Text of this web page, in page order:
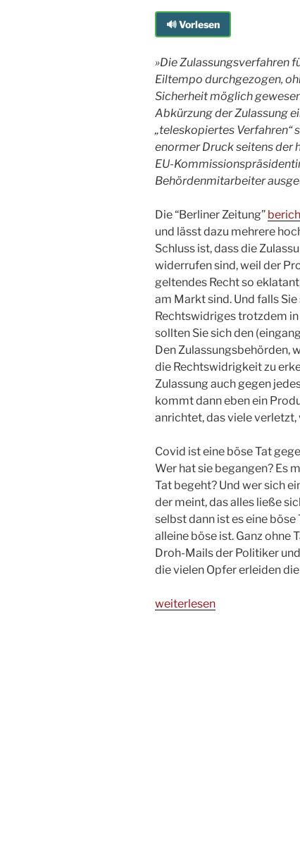
🔊 Vorlesen
»Die Zulassungsverfahren
Eiltempo durchgezogen,
Sicherheit möglich
Abkürzung der Zulassung
„teleskopiertes Verfahren“
enormer Druck seitens der
EU-
Behördenmitarbeiter
Die “Berliner Zeitung”
und lässt dazu mehrere
Schluss ist, dass die
widerrufen sind, weil der
geltendes Recht so
am Markt sind. Und falls
Rechtswidriges trotzdem
sollten Sie sich den
Den Zulassungsbehörden,
die Rechtswidrigkeit zu
Zulassung auch gegen
kommt dann eben ein
anrichtet, das viele
Covid ist eine böse Tat
Wer hat sie begangen? Es
Tat begeht? Und wer sich
der meint, das alles ließe
selbst dann ist es eine
alleine böse ist. Ganz ohne
Droh-Mails der Politiker
die vielen Opfer erleiden
„Die,
weiterlesen